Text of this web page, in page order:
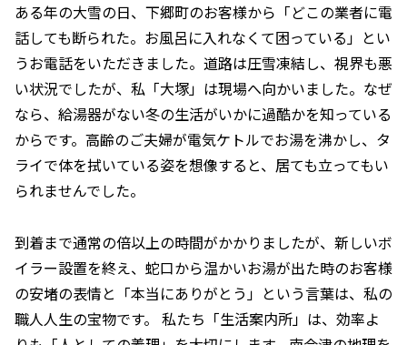
ある年の大雪の日、下郷町のお客様から「どこの業者に電
話しても断られた。お風呂に入れなくて困っている」とい
うお電話をいただきました。道路は圧雪凍結し、視界も悪
い状況でしたが、私「大塚」は現場へ向かいました。なぜ
なら、給湯器がない冬の生活がいかに過酷かを知っている
からです。高齢のご夫婦が電気ケトルでお湯を沸かし、タ
ライで体を拭いている姿を想像すると、居ても立ってもい
られませんでした。
到着まで通常の倍以上の時間がかかりましたが、新しいボ
イラー設置を終え、蛇口から温かいお湯が出た時のお客様
の安堵の表情と「本当にありがとう」という言葉は、私の
職人人生の宝物です。 私たち「生活案内所」は、効率よ